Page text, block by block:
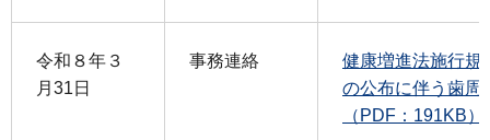
令和８年３
月31日
事務連絡
健康増進法施行規
の公布に伴う歯周
（PDF：191KB）